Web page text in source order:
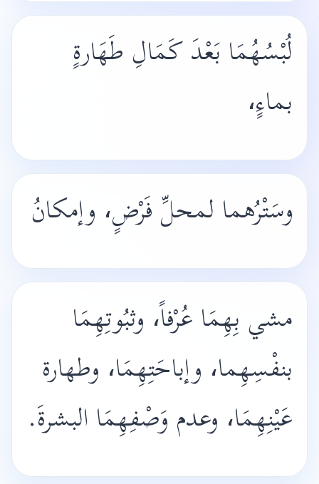
لُبْسُهُمَا بَعْدَ كَمَالِ طَهَارةٍ
بماءٍ،
وسَتْرُهما لمحلِّ فَرْضٍ، وإمكانُ
مشي بِهِمَا عُرْفاً، وثبُوتِهِمَا
بنفْسِهِما، وإباحَتِهِمَا، وطهارة
عَيْنِهِمَا، وعدم وَصْفِهِمَا البشرةَ.